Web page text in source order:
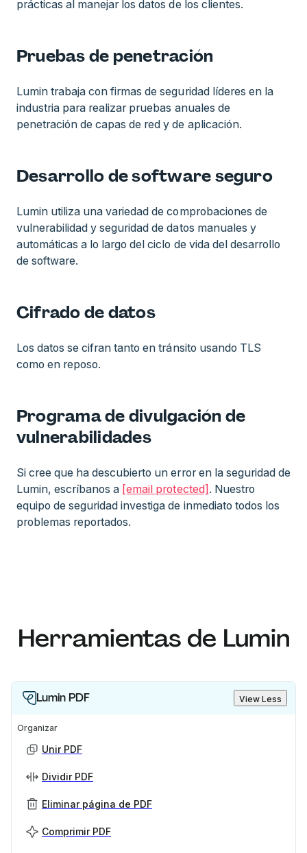
prácticas al manejar los datos de los clientes.
Pruebas de penetración
Lumin trabaja con firmas de seguridad líderes en la
industria para realizar pruebas anuales de
penetración de capas de red y de aplicación.
Desarrollo de software seguro
Lumin utiliza una variedad de comprobaciones de
vulnerabilidad y seguridad de datos manuales y
automáticas a lo largo del ciclo de vida del desarrollo
de software.
Cifrado de datos
Los datos se cifran tanto en tránsito usando TLS
como en reposo.
Programa de divulgación de
vulnerabilidades
Si cree que ha descubierto un error en la seguridad de
Lumin, escríbanos a [email protected] . Nuestro
equipo de seguridad investiga de inmediato todos los
problemas reportados.
Herramientas de Lumin
Lumin PDF View Less
Organizar
Unir PDF
Dividir PDF
Eliminar página de PDF
Comprimir PDF